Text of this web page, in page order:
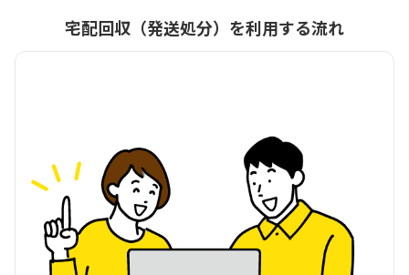
宅配回収（発送処分）を利用する流れ